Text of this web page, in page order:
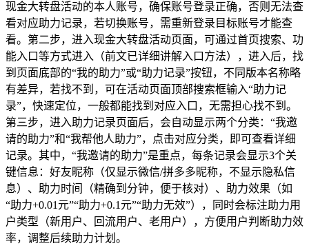
现金大转盘活动的本人账号，确保账号登录正确，否则无法查
看对应助力记录，若切换账号，需重新登录目标账号才能查
看。第二步，进入现金大转盘活动页面，可通过首页搜索、功
能入口等方式进入（前文已详细讲解入口方法），进入后，找
到页面底部的“我的助力”或“助力记录”按钮，不同版本名称略
有差异，若找不到，可在活动页面顶部搜索框输入“助力记
录”，快速定位，一般都能找到对应入口，无需担心找不到。
第三步，进入助力记录页面后，会自动显示两个分类：“我邀
请的助力”和“我帮他人助力”，点击对应分类，即可查看详细
记录。其中，“我邀请的助力”是重点，每条记录会显示3个关
键信息：好友昵称（仅显示微信/拼多多昵称，不显示隐私信
息）、助力时间（精确到分钟，便于核对）、助力效果（如
“助力+0.01元”“助力+0.1元”“助力无效”），同时会标注助力用
户类型（新用户、回流用户、老用户），方便用户判断助力效
率，调整后续助力计划。